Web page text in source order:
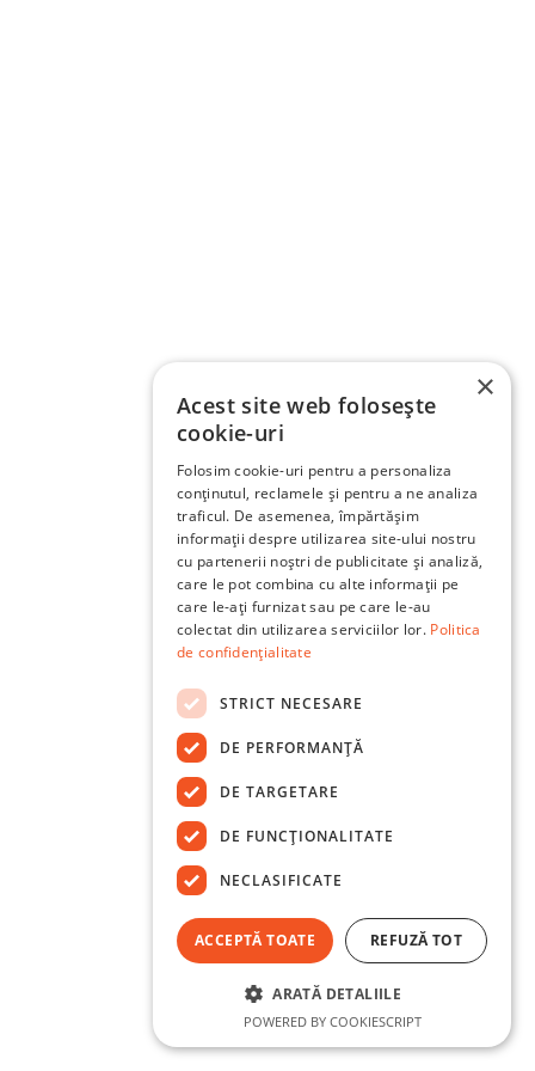
×
Acest site web folosește
cookie-uri
Folosim cookie-uri pentru a personaliza
conținutul, reclamele și pentru a ne analiza
traficul. De asemenea, împărtășim
informații despre utilizarea site-ului nostru
cu partenerii noștri de publicitate și analiză,
care le pot combina cu alte informații pe
care le-ați furnizat sau pe care le-au
colectat din utilizarea serviciilor lor. Politica
de confidențialitate
STRICT NECESARE
DE PERFORMANȚĂ
DE TARGETARE
DE FUNCŢIONALITATE
NECLASIFICATE
ACCEPTĂ TOATE REFUZĂ TOT
ARATĂ DETALIILE
POWERED BY COOKIESCRIPT